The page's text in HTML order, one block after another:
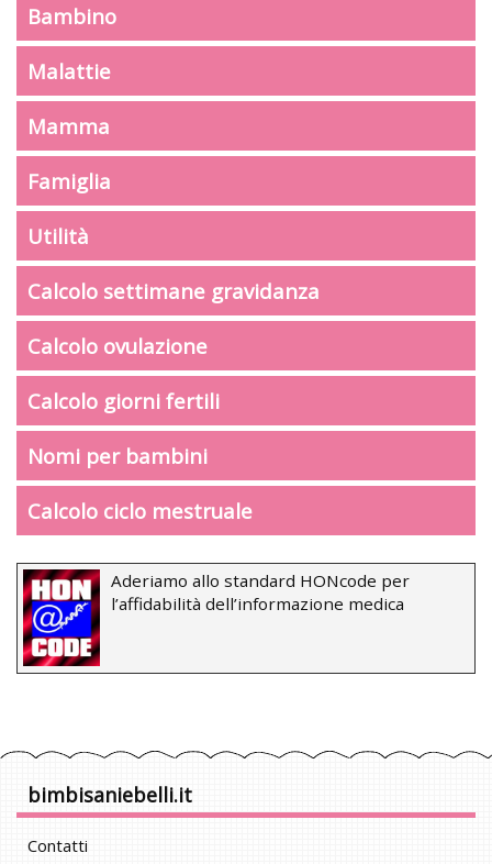
Bambino
Malattie
Mamma
Famiglia
Utilità
Calcolo settimane gravidanza
Calcolo ovulazione
Calcolo giorni fertili
Nomi per bambini
Calcolo ciclo mestruale
Aderiamo allo standard HONcode per
l’affidabilità dell’informazione medica
bimbisaniebelli.it
Contatti